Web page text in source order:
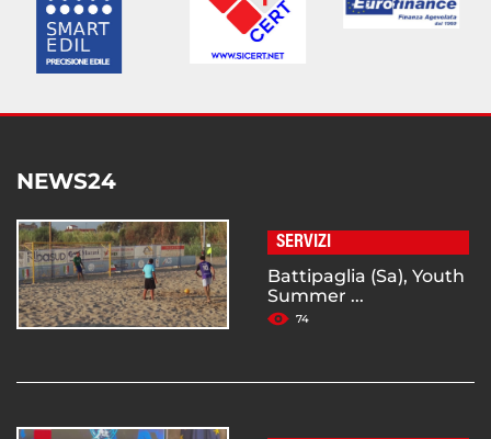
NEWS24
SERVIZI
Battipaglia (Sa), Youth
Summer ...
74